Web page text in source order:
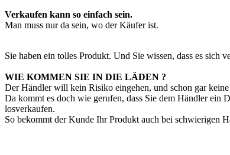
Verkaufen kann so einfach sein.
Man muss nur da sein, wo der Käufer ist.
Sie haben ein tolles Produkt. Und Sie wissen, dass es
WIE KOMMEN SIE IN DIE LÄDEN ?
Der Händler will kein Risiko eingehen, und schon gar
Da kommt es doch wie gerufen, dass Sie dem Händler ein
losverkaufen.
So bekommt der Kunde Ihr Produkt auch bei schwierigen